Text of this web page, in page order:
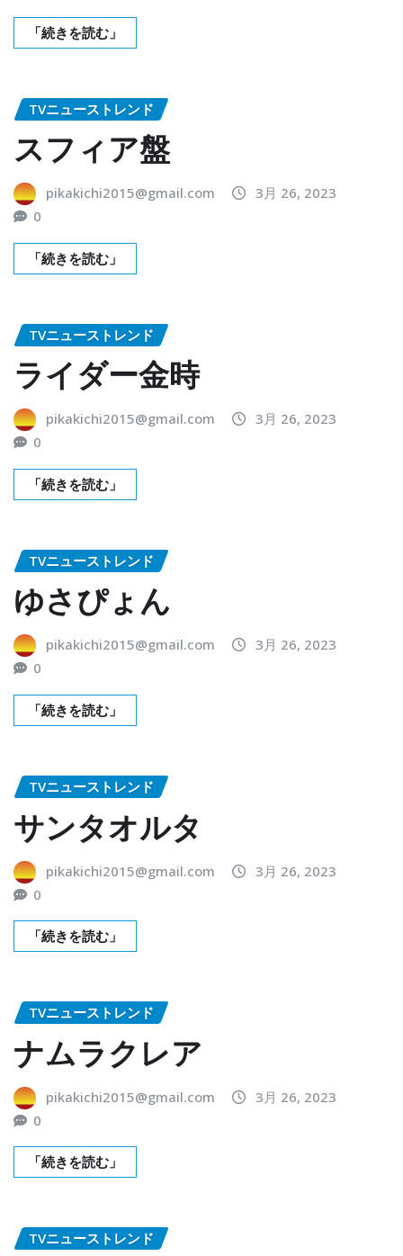
「続きを読む」
TVニューストレンド
スフィア盤
pikakichi2015@gmail.com
3月 26, 2023
0
「続きを読む」
TVニューストレンド
ライダー金時
pikakichi2015@gmail.com
3月 26, 2023
0
「続きを読む」
TVニューストレンド
ゆさぴょん
pikakichi2015@gmail.com
3月 26, 2023
0
「続きを読む」
TVニューストレンド
サンタオルタ
pikakichi2015@gmail.com
3月 26, 2023
0
「続きを読む」
TVニューストレンド
ナムラクレア
pikakichi2015@gmail.com
3月 26, 2023
0
「続きを読む」
TVニューストレンド